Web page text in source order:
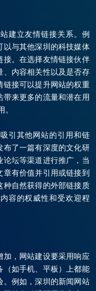
建立友情链接关系。例
以与其他深圳的科技媒体
接。在选择友情链接伙伴
、内容相关性以及是否存
链接可以提升网站的权重
来更多的流量和潜在用
。
引其他网站的引用和链
布了一篇有深度的文化研
坛等渠道进行推广，当
有价值并引用或链接到
种自然获得的外部链接质
容的权威性和受欢迎程
加，网站建设要采用响应
（如手机、平板）上都能
。例如，深圳的新闻网站